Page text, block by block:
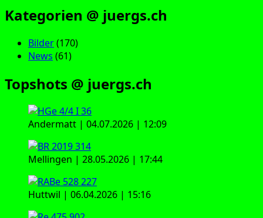
Kategorien @ juergs.ch
Bilder(170)
News (61)
Topshots @ juergs.ch
Andermatt | 04.07.2026 | 12:09
Mellingen | 28.05.2026 | 17:44
Huttwil | 06.04.2026 | 15:16